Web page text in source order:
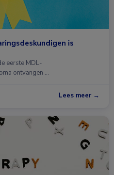
is
eerste MDL-
ontvangen …
Lees meer →